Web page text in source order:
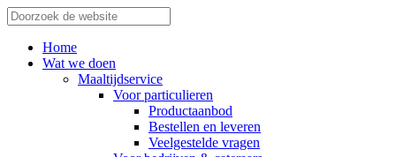
Home
Wat we doen
Maaltijdservice
Voor particulieren
Productaanbod
Bestellen en leveren
Veelgestelde vragen